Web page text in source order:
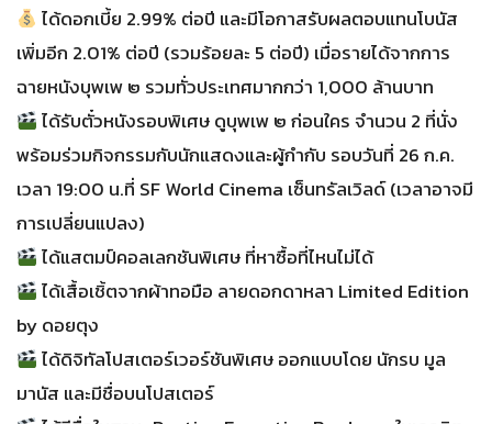
ได้ดอกเบี้ย 2.99% ต่อปี และมีโอกาสรับผลตอบแทนโบนัส
เพิ่มอีก 2.01% ต่อปี (รวมร้อยละ 5 ต่อปี) เมื่อรายได้จากการ
ฉายหนังบุพเพ ๒ รวมทั่วประเทศมากกว่า 1,000 ล้านบาท
ได้รับตั๋วหนังรอบพิเศษ ดูบุพเพ ๒ ก่อนใคร จำนวน 2 ที่นั่ง
พร้อมร่วมกิจกรรมกับนักแสดงและผู้กำกับ รอบวันที่ 26 ก.ค.
เวลา 19:00 น.ที่ SF World Cinema เซ็นทรัลเวิลด์ (เวลาอาจมี
การเปลี่ยนแปลง)
ได้แสตมป์คอลเลกชันพิเศษ ที่หาซื้อที่ไหนไม่ได้
ได้เสื้อเชิ้ตจากผ้าทอมือ ลายดอกดาหลา Limited Edition
by ดอยตุง
ได้ดิจิทัลโปสเตอร์เวอร์ชันพิเศษ ออกแบบโดย นักรบ มูล
มานัส และมีชื่อบนโปสเตอร์